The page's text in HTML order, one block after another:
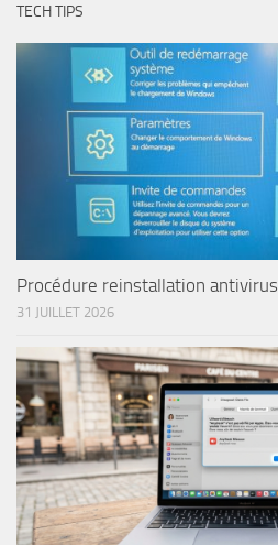
TECH TIPS
Procédure reinstallation antivirus
31 JUILLET 2026